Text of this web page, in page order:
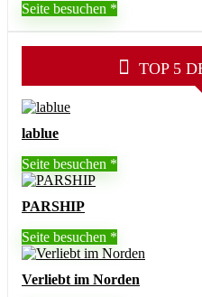
Seite besuchen
TOP 5
lablue
Seite besuchen
PARSHIP
Seite besuchen
Verliebt im Norden